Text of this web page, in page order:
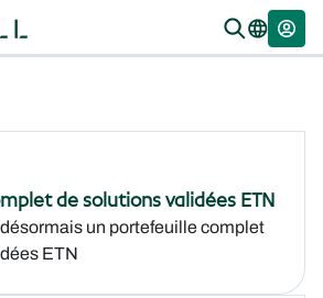
de solutions validées ETN
un portefeuille complet
ETN